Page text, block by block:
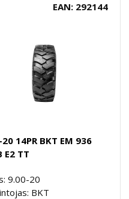
EAN: 292144
14PR BKT EM 936
E2 TT
9.00-20
BKT